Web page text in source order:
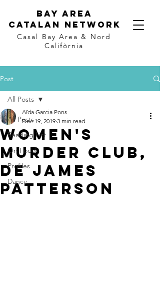
Bay Area
Catalan Network
Casal Bay Area & Nord
Califòrnia
Post
All Posts
Reading List
On Food
Profiles
Dance
All Posts
Women's
Murder Club,
de James
Patterson
Aïda Garcia Pons
Dec 19, 2019 3 min read